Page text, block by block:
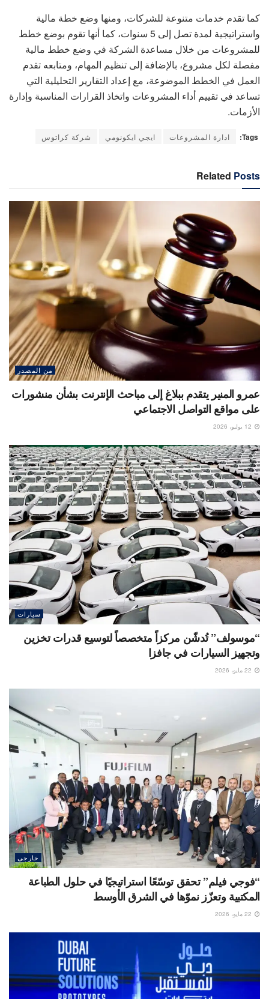
كما تقدم خدمات متنوعة للشركات، ومنها وضع خطة مالية
واستراتيجية لمدة تصل إلى 5 سنوات، كما أنها تقوم بوضع خطط
للمشروعات من خلال مساعدة الشركة في وضع خطط مالية
مفصلة لكل مشروع، بالإضافة إلى تنظيم المهام، ومتابعه تقدم
العمل في الخطط الموضوعة، مع إعداد التقارير التحليلية التي
تساعد في تقييم أداء المشروعات واتخاذ القرارات المناسبة وإدارة
الأزمات.
Tags: ادارة المشروعات ايجي ايكونومي شركة كراتوس
Related Posts
من المصدر
عمرو المنير يتقدم ببلاغ إلى مباحث الإنترنت بشأن منشورات
على مواقع التواصل الاجتماعي
سيارات
“موسولف” تُدشّن مركزاً متخصصاً لتوسيع قدرات تخزين
وتجهيز السيارات في جافزا
خارجى
“فوجي فيلم” تحقق توسّعًا استراتيجيًا في حلول الطباعة
المكتبية وتعزّز نموّها في الشرق الأوسط